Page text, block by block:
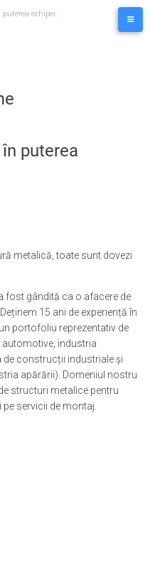
echipei.
puterea
metalică, toate sunt dovezi
fost gândită ca o afacere de
15 ani de experiență în
portofoliu reprezentativ de
industria
de construcții industriale și
apărării). Domeniul nostru
structuri metalice pentru
servicii de montaj.